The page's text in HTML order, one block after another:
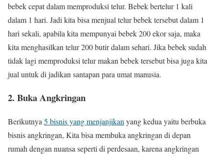
bebek cepat dalam memproduksi telur. Bebek bertelur 1 kali
dalam 1 hari. Jadi kita bisa menjual telur bebek tersebut dalam 1
hari sekali, apabila kita mempunyai bebek 200 ekor saja, maka
kita menghasilkan telur 200 butir dalam sehari. Jika bebek sudah
tidak lagi memproduksi telur makan bebek tersebut bisa juga kita
jual untuk di jadikan santapan para umat manusia.
2. Buka Angkringan
Berikutnya 5 bisnis yang menjanjikan yang kedua yaitu berbuka
bisnis angkringan, Kita bisa membuka angkringan di depan
rumah dengan nuansa seperti di perdesaan, karena angkringan